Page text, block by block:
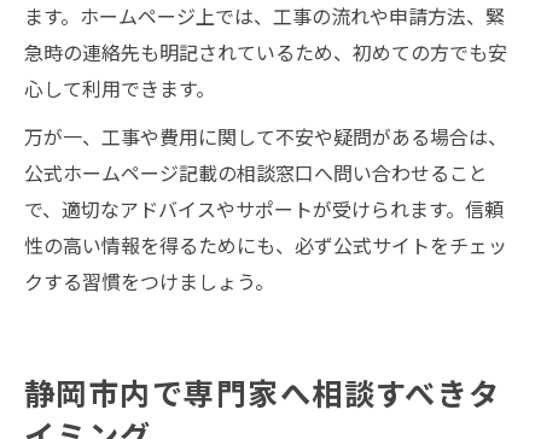
ます。ホームページ上では、工事の流れや申請方法、緊
急時の連絡先も明記されているため、初めての方でも安
心して利用できます。
万が一、工事や費用に関して不安や疑問がある場合は、
公式ホームページ記載の相談窓口へ問い合わせること
で、適切なアドバイスやサポートが受けられます。信頼
性の高い情報を得るためにも、必ず公式サイトをチェッ
クする習慣をつけましょう。
静岡市内で専門家へ相談すべきタ